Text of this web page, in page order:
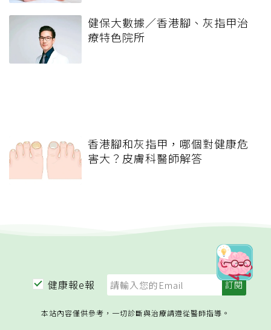
健保大數據／香港腳、灰指甲治
療特色院所
香港腳和灰指甲，哪個對健康危
害大？皮膚科醫師解答
健康報e報
本站內容僅供參考，一切診斷與治療請遵從醫師指導。